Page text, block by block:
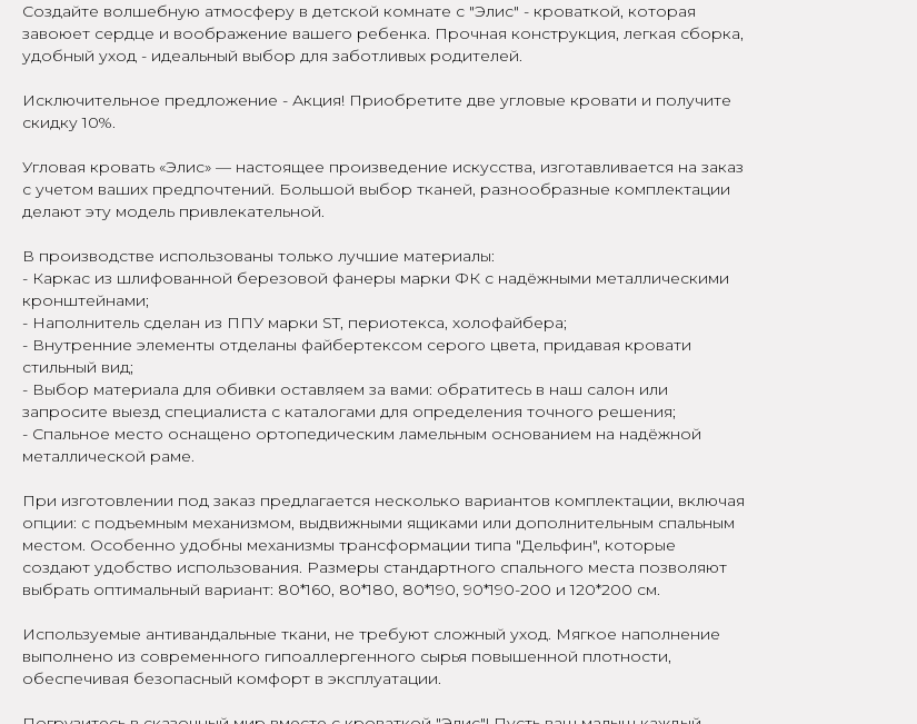
Создайте волшебную атмосферу в детской комнате с "Элис" - кроваткой, которая
завоюет сердце и воображение вашего ребенка. Прочная конструкция, легкая сборка,
удобный уход - идеальный выбор для заботливых родителей.
Исключительное предложение - Акция! Приобретите две угловые кровати и получите
скидку 10%.
Угловая кровать «Элис» — настоящее произведение искусства, изготавливается на заказ
с учетом ваших предпочтений. Большой выбор тканей, разнообразные комплектации
делают эту модель привлекательной.
В производстве использованы только лучшие материалы:
- Каркас из шлифованной березовой фанеры марки ФК с надёжными металлическими
кронштейнами;
- Наполнитель сделан из ППУ марки ST, периотекса, холофайбера;
- Внутренние элементы отделаны файбертексом серого цвета, придавая кровати
стильный вид;
- Выбор материала для обивки оставляем за вами: обратитесь в наш салон или
запросите выезд специалиста с каталогами для определения точного решения;
- Спальное место оснащено ортопедическим ламельным основанием на надёжной
металлической раме.
При изготовлении под заказ предлагается несколько вариантов комплектации, включая
опции: с подъемным механизмом, выдвижными ящиками или дополнительным спальным
местом. Особенно удобны механизмы трансформации типа "Дельфин", которые
создают удобство использования. Размеры стандартного спального места позволяют
выбрать оптимальный вариант: 80*160, 80*180, 80*190, 90*190-200 и 120*200 см.
Используемые антивандальные ткани, не требуют сложный уход. Мягкое наполнение
выполнено из современного гипоаллергенного сырья повышенной плотности,
обеспечивая безопасный комфорт в эксплуатации.